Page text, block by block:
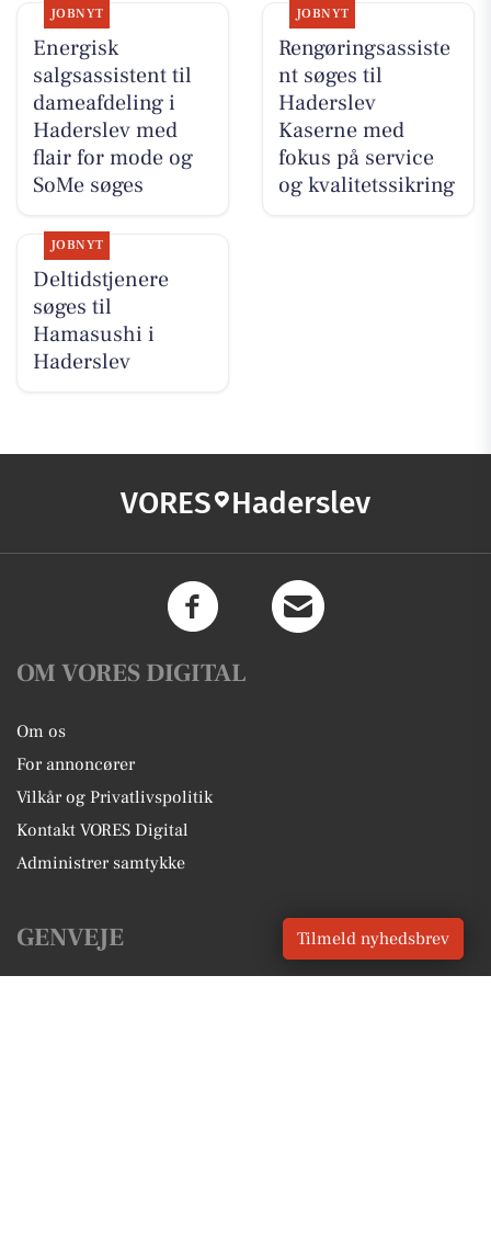
JOBNYT
Energisk
salgsassistent til
dameafdeling i
Haderslev med
flair for mode og
SoMe søges
JOBNYT
Rengøringsassiste
nt søges til
Haderslev
Kaserne med
fokus på service
og kvalitetssikring
JOBNYT
Deltidstjenere
søges til
Hamasushi i
Haderslev
VORES Haderslev
OM VORES DIGITAL
Om os
For annoncører
Vilkår og Privatlivspolitik
Kontakt VORES Digital
Administrer samtykke
GENVEJE Tilmeld nyhedsbrev